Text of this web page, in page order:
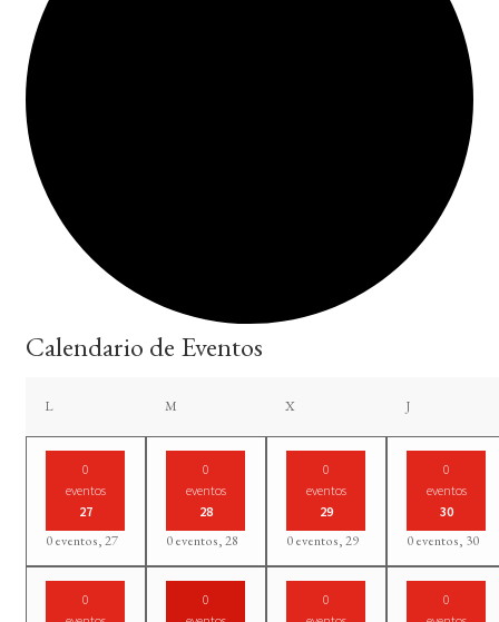
Calendario de Eventos
Llunes Mmartes Xmiércoles Jjueves
0
eventos
27
0 eventos,27
0
eventos
28
0 eventos,28
0
eventos
29
0 eventos,29
0
eventos
30
0 eventos, 30
0
0
0
0